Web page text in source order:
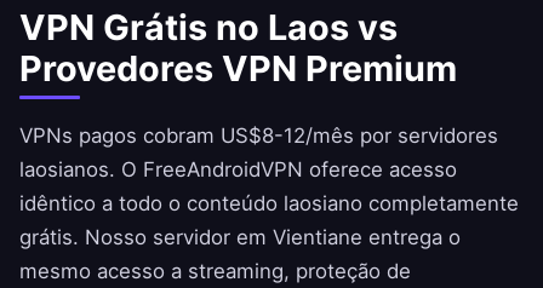
VPN Grátis no Laos vs
Provedores VPN Premium
VPNs pagos cobram US$8-12/mês por servidores
laosianos. O FreeAndroidVPN oferece acesso
idêntico a todo o conteúdo laosiano completamente
grátis. Nosso servidor em Vientiane entrega o
mesmo acesso a streaming, proteção de